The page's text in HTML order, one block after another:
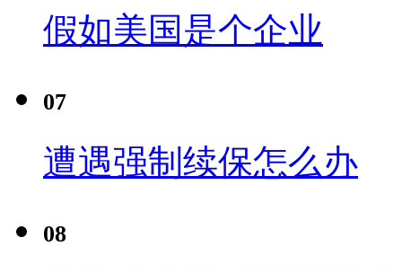
假如美国是个企业
07
遭遇强制续保怎么办
08